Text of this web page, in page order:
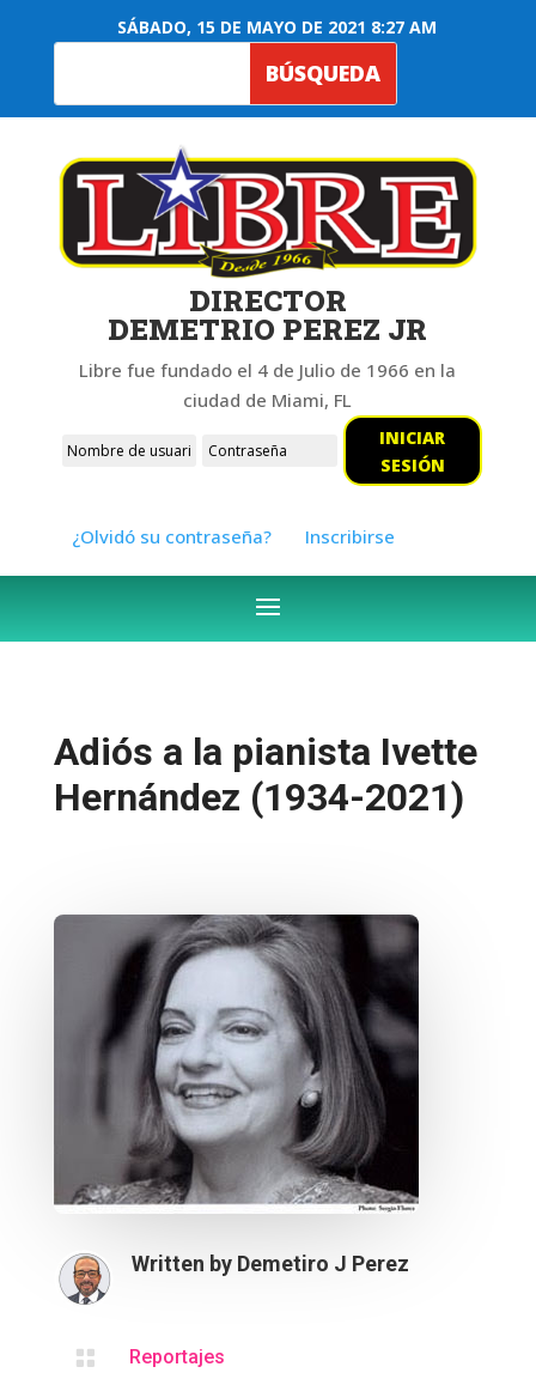
SÁBADO, 15 DE MAYO DE 2021 8:27 AM
DIRECTOR
DEMETRIO PEREZ JR
Libre fue fundado el 4 de Julio de 1966 en la
ciudad de Miami, FL
INICIAR
SESIÓN
¿Olvidó su contraseña? Inscribirse
Adiós a la pianista Ivette
Hernández (1934-2021)
Written by Demetiro J Perez
 Reportajes